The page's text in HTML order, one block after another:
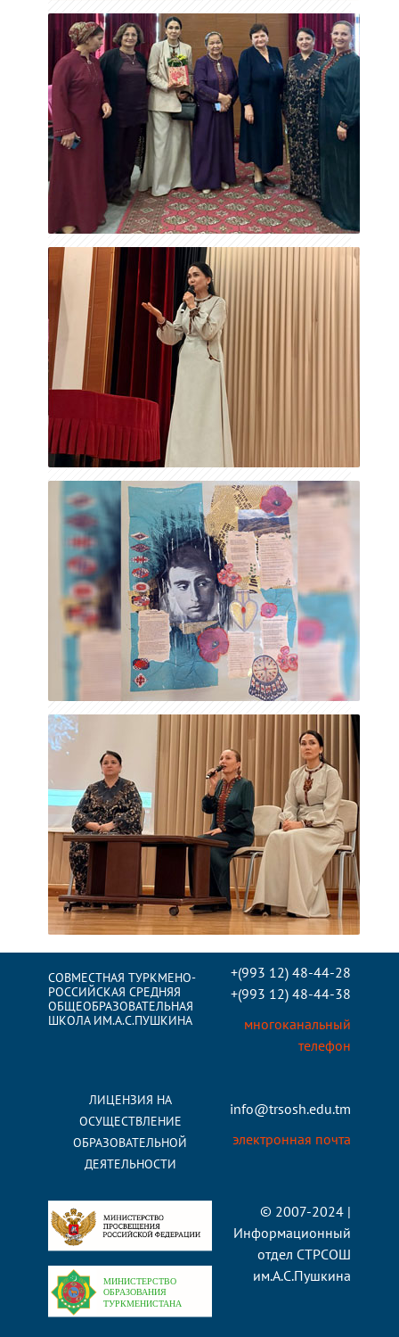
СОВМЕСТНАЯ ТУРКМЕНО-
РОССИЙСКАЯ СРЕДНЯЯ
ОБЩЕОБРАЗОВАТЕЛЬНАЯ
ШКОЛА ИМ.А.С.ПУШКИНА
ЛИЦЕНЗИЯ НА
ОСУЩЕСТВЛЕНИЕ
ОБРАЗОВАТЕЛЬНОЙ
ДЕЯТЕЛЬНОСТИ
+(993 12) 48-44-28
+(993 12) 48-44-38
многоканальный
телефон
info@trsosh.edu.tm
электронная почта
© 2007-2024 |
Информационный
отдел СТРСОШ
им.А.С.Пушкина